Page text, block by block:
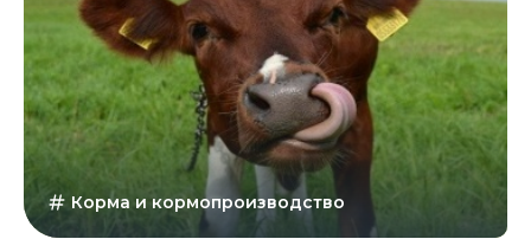
Корма и кормопроизводство